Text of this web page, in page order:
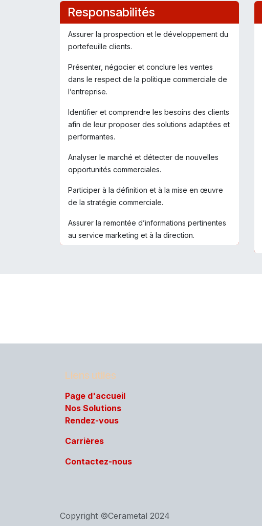
Responsabilités
Assurer la prospection et le développement du
portefeuille clients.
Présenter, négocier et conclure les ventes
dans le respect de la politique commerciale de
l’entreprise.
Identifier et comprendre les besoins des clients
afin de leur proposer des solutions adaptées et
performantes.
Analyser le marché et détecter de nouvelles
opportunités commerciales.
Participer à la définition et à la mise en œuvre
de la stratégie commerciale.
Assurer la remontée d’informations pertinentes
au service marketing et à la direction.
Liens utiles
Page d'acc​ueil
Nos Solutions
Rendez-vous
Carrières
Contactez-nous
Copyright ©Cerametal 2024